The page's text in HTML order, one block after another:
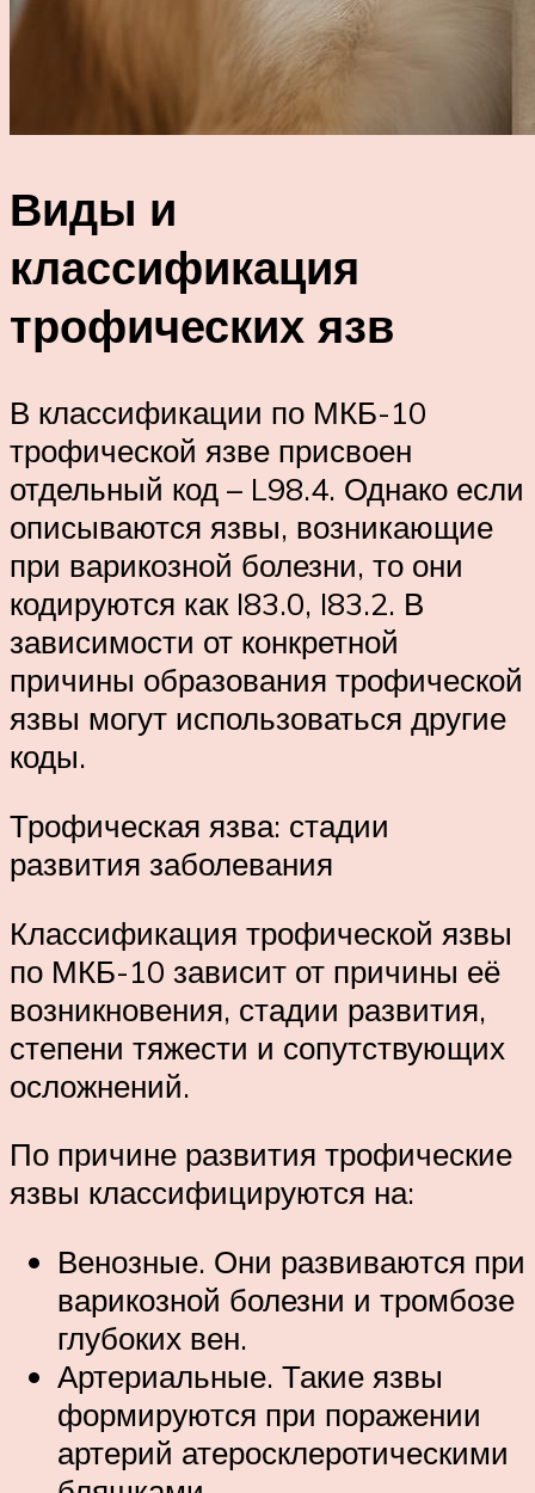
Виды и
классификация
трофических язв
В классификации по МКБ-10
трофической язве присвоен
отдельный код – L98.4. Однако если
описываются язвы, возникающие
при варикозной болезни, то они
кодируются как I83.0, I83.2. В
зависимости от конкретной
причины образования трофической
язвы могут использоваться другие
коды.
Трофическая язва: стадии
развития заболевания
Классификация трофической язвы
по МКБ-10 зависит от причины её
возникновения, стадии развития,
степени тяжести и сопутствующих
осложнений.
По причине развития трофические
язвы классифицируются на:
Венозные. Они развиваются при
варикозной болезни и тромбозе
глубоких вен.
Артериальные. Такие язвы
формируются при поражении
артерий атеросклеротическими